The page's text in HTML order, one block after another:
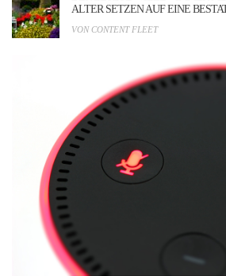
ALTER SETZEN AUF EINE
VON CONTENT FLEET